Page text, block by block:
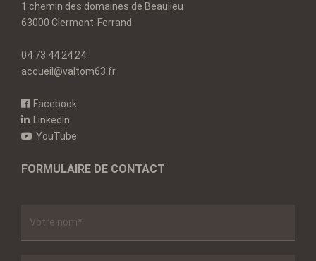
1 chemin des domaines de Beaulieu
63000 Clermont-Ferrand
04 73 44 24 24
accueil@valtom63.fr
Facebook
LinkedIn
YouTube
FORMULAIRE DE CONTACT